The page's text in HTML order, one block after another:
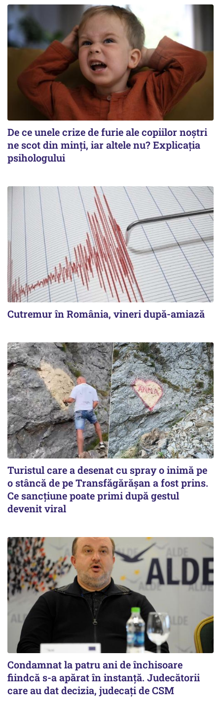
De ce unele crize de furie ale copiilor noștri
ne scot din minți, iar altele nu? Explicația
psihologului
Cutremur în România, vineri după-amiază
Turistul care a desenat cu spray o inimă pe
o stâncă de pe Transfăgărășan a fost prins.
Ce sancțiune poate primi după gestul
devenit viral
Condamnat la patru ani de închisoare
fiindcă s-a apărat în instanță. Judecătorii
care au dat decizia, judecați de CSM